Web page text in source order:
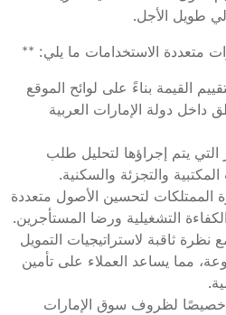
طويل الأجل.
متعددة الاستخدامات ما يلي: **
القيمة بناءً على لوائح الموقع
داخل دولة الإمارات العربية
يتم إجراؤها لتحليل طلب
والتجزئة والسكنية.
الممتلكات لتحسين الأصول متعددة
التشغيلية ورضا المستأجرين.
نظرة ثاقبة لاستراتيجيات التمويل
مما يساعد العملاء على تأمين
لظروف سوق الإمارات